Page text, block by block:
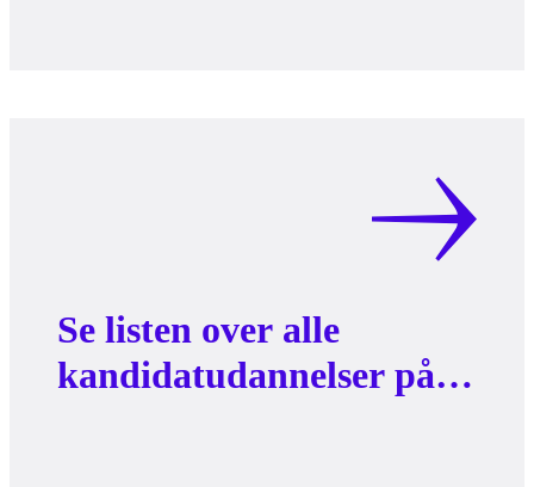
Se listen over alle
kandidatudannelser på